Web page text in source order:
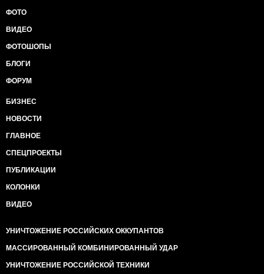
ФОТО
ВИДЕО
ФОТОШОПЫ
БЛОГИ
ФОРУМ
БИЗНЕС
НОВОСТИ
ГЛАВНОЕ
СПЕЦПРОЕКТЫ
ПУБЛИКАЦИИ
КОЛОНКИ
ВИДЕО
УНИЧТОЖЕНИЕ РОССИЙСКИХ ОККУПАНТОВ
МАССИРОВАННЫЙ КОМБИНИРОВАННЫЙ УДАР
УНИЧТОЖЕНИЕ РОССИЙСКОЙ ТЕХНИКИ